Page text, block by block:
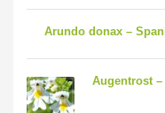
Arundo donax –
Augentrost